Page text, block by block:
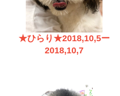
★ひらり★2018,10,5ー
2018,10,7